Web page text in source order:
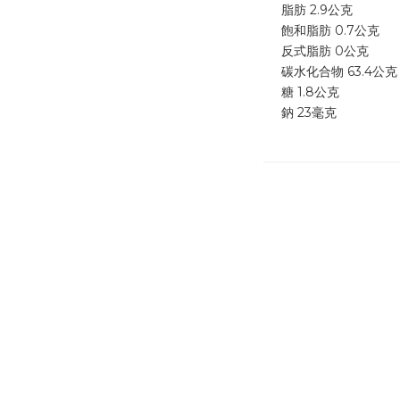
脂肪 2.9公克
飽和脂肪 0.7公克
反式脂肪 0公克
碳水化合物 63.4公克
糖 1.8公克
鈉 23毫克